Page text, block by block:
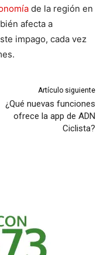
de la región en
afecta a
impago, cada vez
Artículo siguiente
¿Qué nuevas funciones
ofrece la app de ADN
Ciclista?